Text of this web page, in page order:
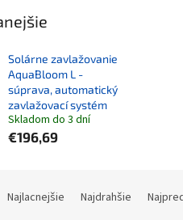
Solárne zavlažovanie
AquaBloom L -
súprava, automatický
zavlažovací systém
Skladom do 3 dní
€196,69
Najlacnejšie Najdrahšie